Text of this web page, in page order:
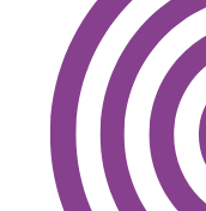
LANGUES PARLÉES
CHEVEUX